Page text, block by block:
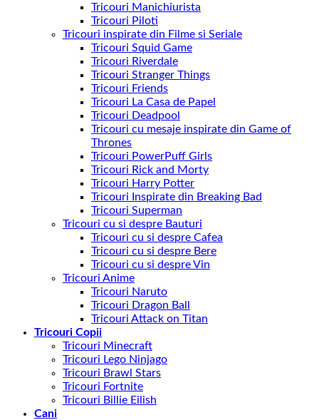
Tricouri Manichiurista
Tricouri Piloti
Tricouri inspirate din Filme si Seriale
Tricouri Squid Game
Tricouri Riverdale
Tricouri Stranger Things
Tricouri Friends
Tricouri La Casa de Papel
Tricouri Deadpool
Tricouri cu mesaje inspirate din Game of
Thrones
Tricouri PowerPuff Girls
Tricouri Rick and Morty
Tricouri Harry Potter
Tricouri Inspirate din Breaking Bad
Tricouri Superman
Tricouri cu si despre Bauturi
Tricouri cu si despre Cafea
Tricouri cu si despre Bere
Tricouri cu si despre Vin
Tricouri Anime
Tricouri Naruto
Tricouri Dragon Ball
Tricouri Attack on Titan
Tricouri Copii
Tricouri Minecraft
Tricouri Lego Ninjago
Tricouri Brawl Stars
Tricouri Fortnite
Tricouri Billie Eilish
Cani